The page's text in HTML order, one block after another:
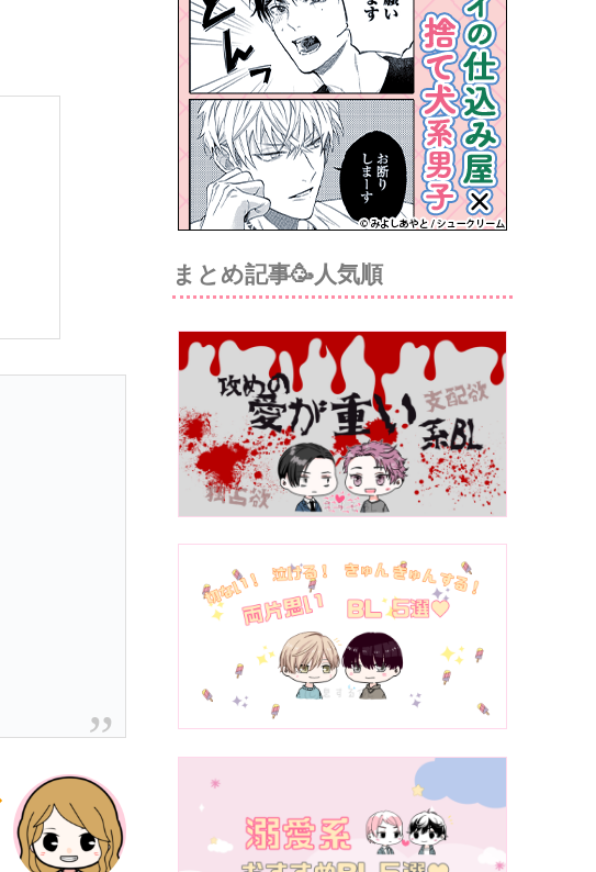
まとめ記事🥳人気順